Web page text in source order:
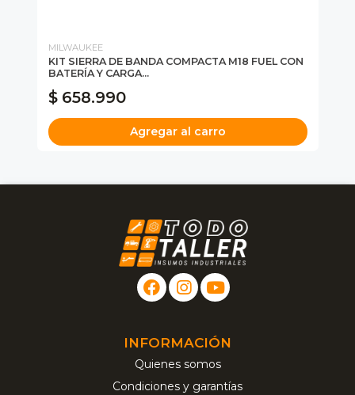
MILWAUKEE
KIT SIERRA DE BANDA COMPACTA M18 FUEL CON
BATERÍA Y CARGA...
$ 658.990
Agregar al carro
INFORMACIÓN
Quienes somos
Condiciones y garantías